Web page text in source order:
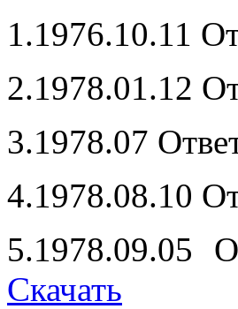
1.1976.10.11
2.1978.01.12
3.1978.07
4.1978.08.10
Скачать